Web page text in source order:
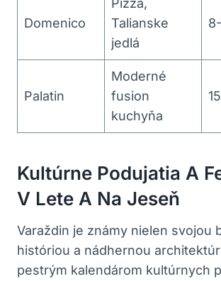
Domenico
Talianske
jedlá
Palatin
Moderné
fusion
kuchyňa
Kultúrne Podujatia A
V Lete A Na Jeseň
Varaždin je známy nielen svojou
históriou a nádhernou
pestrým kalendárom kultúrnych